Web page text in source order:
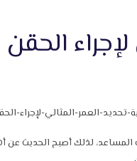
لإجراء
لذلك أصبح الحديث عن